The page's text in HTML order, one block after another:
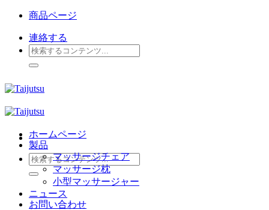
Skip
content
商品ページ
連絡する
検
索
象:
検
索
象:
ホームページ
製品
マッサージチェア
マッサージ枕
小型マッサージャー
ニュース
お問い合わせ